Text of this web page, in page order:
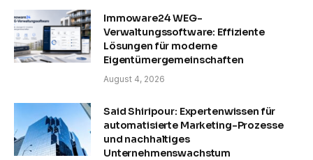
Immoware24 WEG-
Verwaltungssoftware: Effiziente
Lösungen für moderne
Eigentümergemeinschaften
August 4, 2026
Said Shiripour: Expertenwissen für
automatisierte Marketing-Prozesse
und nachhaltiges
Unternehmenswachstum